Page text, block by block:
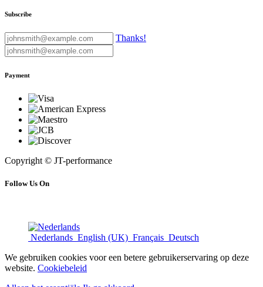
Subscribe
Thanks!
Payment
Copyright © JT-performance
Follow Us On
Nederlands English (UK) Français Deutsch
We gebruiken cookies voor een betere gebruikerservaring op deze
website. Cookiebeleid